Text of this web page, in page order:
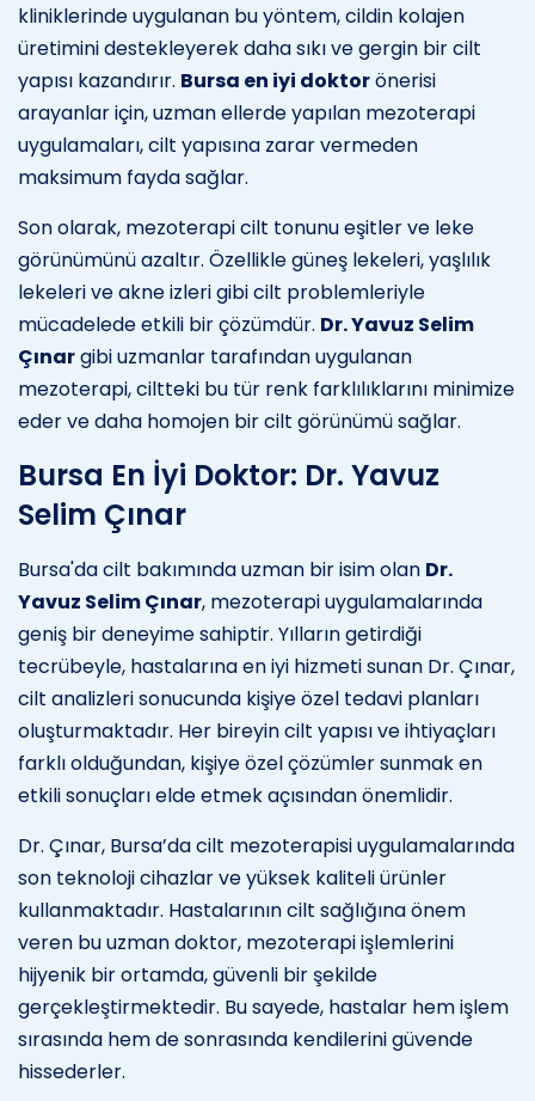
kliniklerinde uygulanan bu yöntem, cildin kolajen
üretimini destekleyerek daha sıkı ve gergin bir cilt
yapısı kazandırır. Bursa en iyi doktorönerisi
arayanlar için, uzman ellerde yapılan mezoterapi
uygulamaları, cilt yapısına zarar vermeden
maksimum fayda sağlar.
Son olarak, mezoterapi cilt tonunu eşitler ve leke
görünümünü azaltır. Özellikle güneş lekeleri, yaşlılık
lekeleri ve akne izleri gibi cilt problemleriyle
mücadelede etkili bir çözümdür. Dr. Yavuz Selim
Çınargibi uzmanlar tarafından uygulanan
mezoterapi, ciltteki bu tür renk farklılıklarını minimize
eder ve daha homojen bir cilt görünümü sağlar.
Bursa En İyi Doktor: Dr. Yavuz
Selim Çınar
Bursa'da cilt bakımında uzman bir isim olan Dr.
Yavuz Selim Çınar, mezoterapi uygulamalarında
geniş bir deneyime sahiptir. Yılların getirdiği
tecrübeyle, hastalarına en iyi hizmeti sunan Dr. Çınar,
cilt analizleri sonucunda kişiye özel tedavi planları
oluşturmaktadır. Her bireyin cilt yapısı ve ihtiyaçları
farklı olduğundan, kişiye özel çözümler sunmak en
etkili sonuçları elde etmek açısından önemlidir.
Dr. Çınar, Bursa’da cilt mezoterapisi uygulamalarında
son teknoloji cihazlar ve yüksek kaliteli ürünler
kullanmaktadır. Hastalarının cilt sağlığına önem
veren bu uzman doktor, mezoterapi işlemlerini
hijyenik bir ortamda, güvenli bir şekilde
gerçekleştirmektedir. Bu sayede, hastalar hem işlem
sırasında hem de sonrasında kendilerini güvende
hissederler.